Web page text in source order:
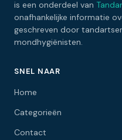
is een onderdeel van
onafhankelijke informatie
geschreven door
mondhygiënisten.
SNEL NAAR
Home
Categorieën
Contact